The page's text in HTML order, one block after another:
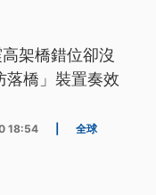
架橋錯位卻沒
落橋」裝置奏效
18:54 全球